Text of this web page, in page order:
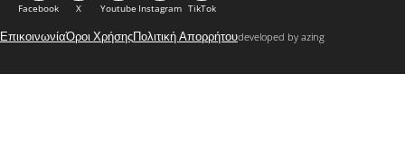
Facebook X Youtube Instagram TikTok
ΕπικοινωνίαΌροι ΧρήσηςΠολιτική Απορρήτουdeveloped by azing